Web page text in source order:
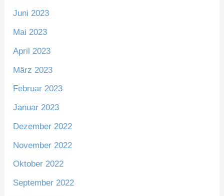
Juni 2023
Mai 2023
April 2023
März 2023
Februar 2023
Januar 2023
Dezember 2022
November 2022
Oktober 2022
September 2022